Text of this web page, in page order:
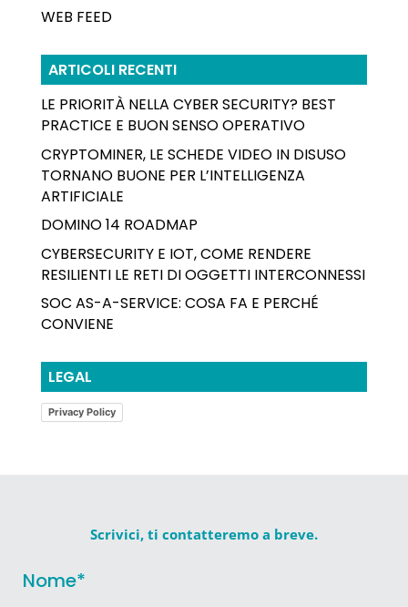
WEB FEED
ARTICOLI RECENTI
LE PRIORITÀ NELLA CYBER SECURITY? BEST
PRACTICE E BUON SENSO OPERATIVO
CRYPTOMINER, LE SCHEDE VIDEO IN DISUSO
TORNANO BUONE PER L’INTELLIGENZA
ARTIFICIALE
DOMINO 14 ROADMAP
CYBERSECURITY E IOT, COME RENDERE
RESILIENTI LE RETI DI OGGETTI INTERCONNESSI
SOC AS-A-SERVICE: COSA FA E PERCHÉ
CONVIENE
LEGAL
Privacy Policy
Scrivici, ti contatteremo a breve.
Nome*